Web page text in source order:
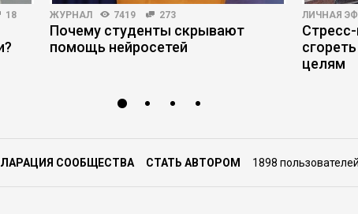
18 ЖУРНАЛ 7419 273
Почему студенты скрывают
помощь нейросетей
ЛИЧНАЯ
целям
СООБЩЕСТВА СТАТЬ АВТОРОМ 1898